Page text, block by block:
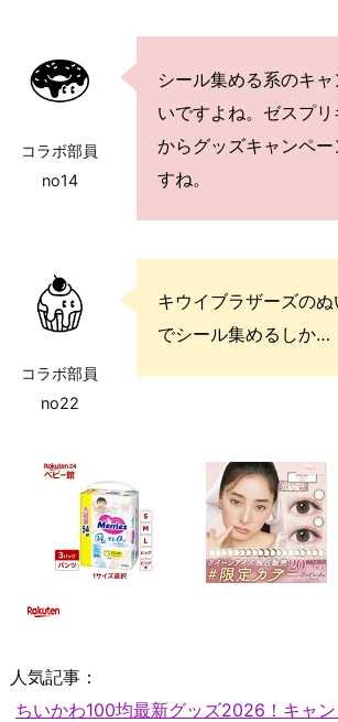
コラボ部員
no14
シール集める系のキ
いですよね。ゼスプ
からグッズキャンペ
すね。
コラボ部員
no22
キウイブラザーズの
でシール集めるしか…
人気記事：
ちいかわ100均最新グッズ2026！キャ